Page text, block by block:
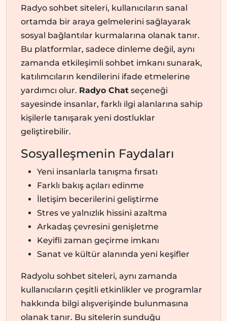
Radyo sohbet siteleri, kullanıcıların sanal
ortamda bir araya gelmelerini sağlayarak
sosyal bağlantılar kurmalarına olanak tanır.
Bu platformlar, sadece dinleme değil, aynı
zamanda etkileşimli sohbet imkanı sunarak,
katılımcıların kendilerini ifade etmelerine
yardımcı olur. Radyo Chat seçeneği
sayesinde insanlar, farklı ilgi alanlarına sahip
kişilerle tanışarak yeni dostluklar
geliştirebilir.
Sosyalleşmenin Faydaları
Yeni insanlarla tanışma fırsatı
Farklı bakış açıları edinme
İletişim becerilerini geliştirme
Stres ve yalnızlık hissini azaltma
Arkadaş çevresini genişletme
Keyifli zaman geçirme imkanı
Sanat ve kültür alanında yeni keşifler
Radyolu sohbet siteleri, aynı zamanda
kullanıcıların çeşitli etkinlikler ve programlar
hakkında bilgi alışverişinde bulunmasına
olanak tanır. Bu sitelerin sunduğu